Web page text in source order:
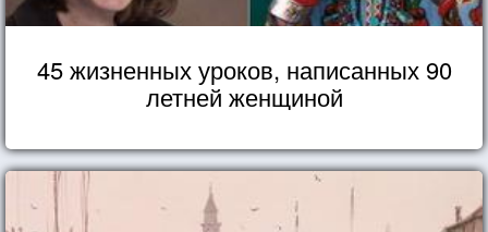
45 жизненных уроков, написанных 90
летней женщиной